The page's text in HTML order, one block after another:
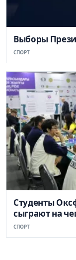
Выборы
СПОРТ
Студенты
сыграют на
СПОРТ